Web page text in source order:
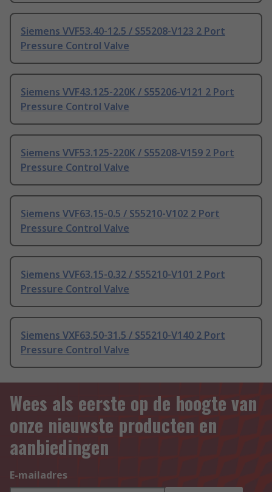
Siemens VVF53.40-12.5 / S55208-V123 2 Port
Pressure Control Valve
Siemens VVF43.125-220K / S55206-V121 2 Port
Pressure Control Valve
Siemens VVF53.125-220K / S55208-V159 2 Port
Pressure Control Valve
Siemens VVF63.15-0.5 / S55210-V102 2 Port
Pressure Control Valve
Siemens VVF63.15-0.32 / S55210-V101 2 Port
Pressure Control Valve
Siemens VXF63.50-31.5 / S55210-V140 2 Port
Pressure Control Valve
Wees als eerste op de hoogte van
onze nieuwste producten en
aanbiedingen
E-mailadres